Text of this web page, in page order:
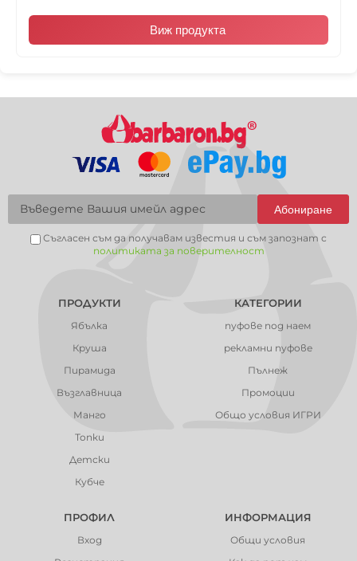
Виж продукта
Абониране
Съгласен съм да получавам известия и съм запознат с
политиката за поверителност
ПРОДУКТИ
Ябълка
Круша
Пирамида
Възглавница
Манго
Топки
Детски
Кубче
КАТЕГОРИИ
пуфове под наем
рекламни пуфове
Пълнеж
Промоции
Общо условия ИГРИ
ПРОФИЛ
Вход
ИНФОРМАЦИЯ
Общи условия